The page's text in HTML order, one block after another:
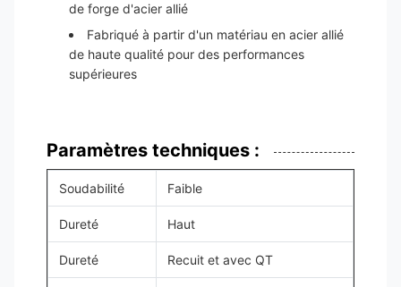
de forge d'acier allié
Fabriqué à partir d'un matériau en acier allié
de haute qualité pour des performances
supérieures
Paramètres techniques :
Soudabilité Faible
Dureté Haut
Dureté Recuit et avec QT